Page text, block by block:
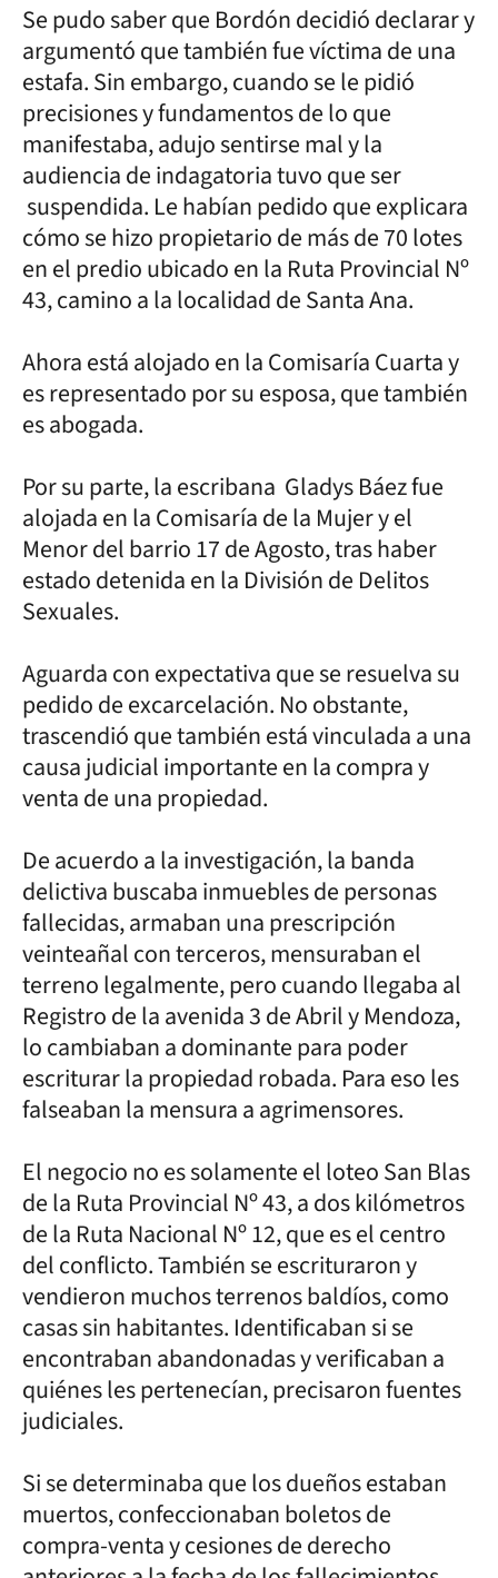
Se pudo saber que Bordón decidió declarar y
argumentó que también fue víctima de una
estafa. Sin embargo, cuando se le pidió
precisiones y fundamentos de lo que
manifestaba, adujo sentirse mal y la
audiencia de indagatoria tuvo que ser
suspendida. Le habían pedido que explicara
cómo se hizo propietario de más de 70 lotes
en el predio ubicado en la Ruta Provincial Nº
43, camino a la localidad de Santa Ana.
Ahora está alojado en la Comisaría Cuarta y
es representado por su esposa, que también
es abogada.
Por su parte, la escribana Gladys Báez fue
alojada en la Comisaría de la Mujer y el
Menor del barrio 17 de Agosto, tras haber
estado detenida en la División de Delitos
Sexuales.
Aguarda con expectativa que se resuelva su
pedido de excarcelación. No obstante,
trascendió que también está vinculada a una
causa judicial importante en la compra y
venta de una propiedad.
De acuerdo a la investigación, la banda
delictiva buscaba inmuebles de personas
fallecidas, armaban una prescripción
veinteañal con terceros, mensuraban el
terreno legalmente, pero cuando llegaba al
Registro de la avenida 3 de Abril y Mendoza,
lo cambiaban a dominante para poder
escriturar la propiedad robada. Para eso les
falseaban la mensura a agrimensores.
El negocio no es solamente el loteo San Blas
de la Ruta Provincial Nº 43, a dos kilómetros
de la Ruta Nacional Nº 12, que es el centro
del conflicto. También se escrituraron y
vendieron muchos terrenos baldíos, como
casas sin habitantes. Identificaban si se
encontraban abandonadas y verificaban a
quiénes les pertenecían, precisaron fuentes
judiciales.
Si se determinaba que los dueños estaban
muertos, confeccionaban boletos de
compra-venta y cesiones de derecho